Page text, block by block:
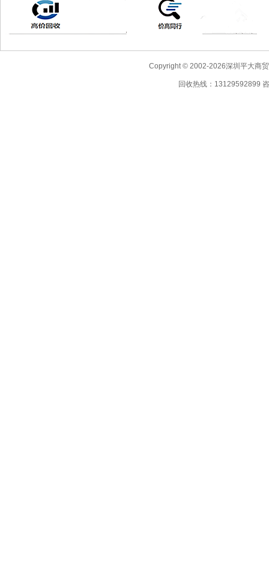
Copyright © 2002-2026深圳平大商
回收热线：13129592899